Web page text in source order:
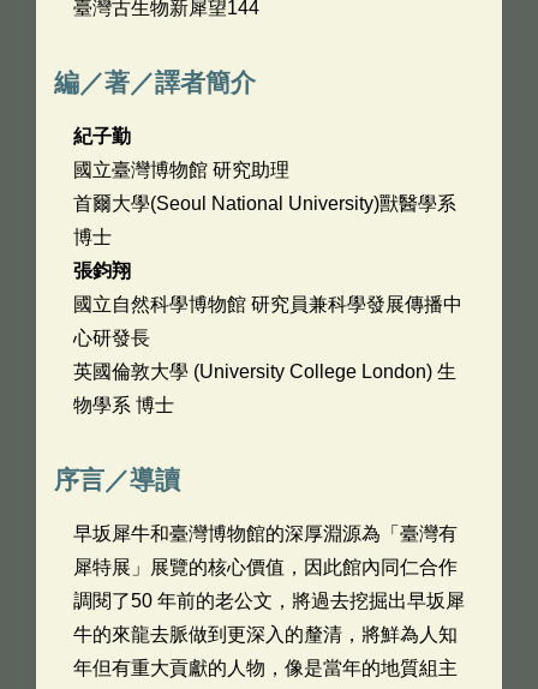
臺灣古生物新犀望144
編／著／譯者簡介
紀子勤
國立臺灣博物館 研究助理
首爾大學(Seoul National University)獸醫學系
博士
張鈞翔
國立自然科學博物館 研究員兼科學發展傳播中
心研發長
英國倫敦大學 (University College London) 生
物學系 博士
序言／導讀
早坂犀牛和臺灣博物館的深厚淵源為「臺灣有
犀特展」展覽的核心價值，因此館內同仁合作
調閱了50 年前的老公文，將過去挖掘出早坂犀
牛的來龍去脈做到更深入的釐清，將鮮為人知
年但有重大貢獻的人物，像是當年的地質組主